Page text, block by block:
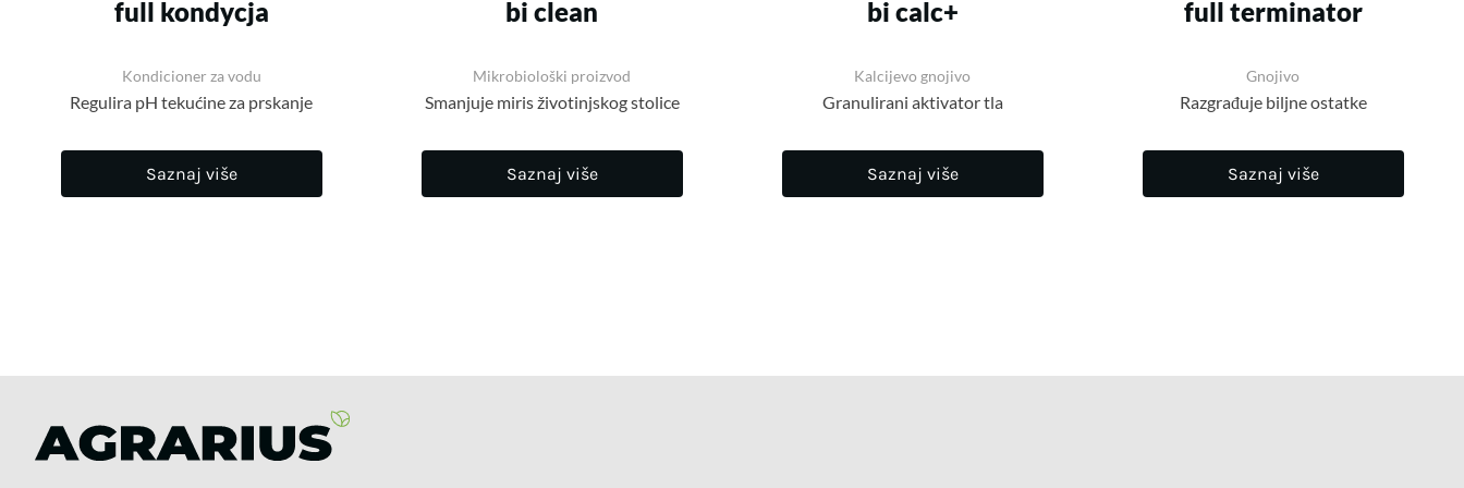
full kondycja
Kondicioner za vodu
Regulira pH tekućine za prskanje
Saznaj više
bi clean
Mikrobiološki proizvod
Smanjuje miris životinjskog stolice
Saznaj više
bi calc+
Kalcijevo gnojivo
Granulirani aktivator tla
Saznaj više
full terminator
Gnojivo
Razgrađuje biljne ostatke
Saznaj više